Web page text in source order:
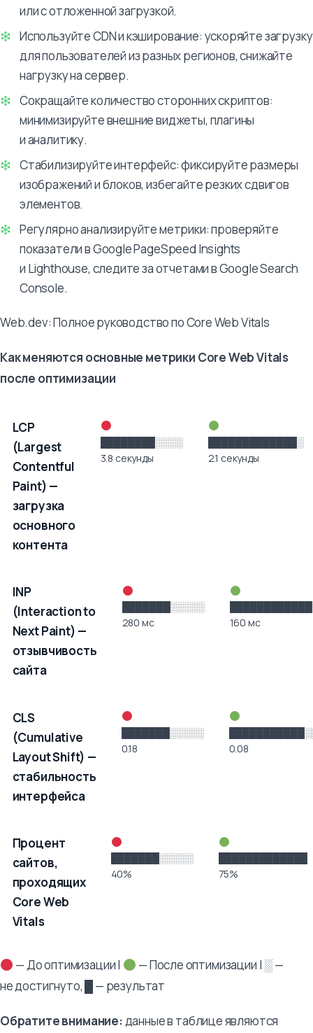
или с отложенной загрузкой.
Используйте CDN и кэширование: ускоряйте загрузку
для пользователей из разных регионов, снижайте
нагрузку на сервер.
Сокращайте количество сторонних скриптов:
минимизируйте внешние виджеты, плагины
и аналитику.
Стабилизируйте интерфейс: фиксируйте размеры
изображений и блоков, избегайте резких сдвигов
элементов.
Регулярно анализируйте метрики: проверяйте
показатели в Google PageSpeed Insights
и Lighthouse, следите за отчетами в Google Search
Console.
Web.dev: Полное руководство по Core Web Vitals
Как меняются основные метрики Core Web Vitals
после оптимизации
Метрика До оптимизации
После
оптимизации
LCP
(Largest
Contentful
Paint) —
загрузка
основного
контента
████████░░░░
3.8 секунды
█████████████░
2.1 секунды
INP
(Interaction to
Next Paint) —
отзывчивость
сайта
███████░░░░░
280 мс
160 мс
CLS
(Cumulative
Layout Shift) —
стабильность
интерфейса
███████░░░░░
0.18
0.08
Процент
сайтов,
проходящих
Core Web
Vitals
███████░░░░░
40%
75%
— До оптимизации |
— После оптимизации | ░ —
не достигнуто, █ — результат
Обратите внимание:данные в таблице являются